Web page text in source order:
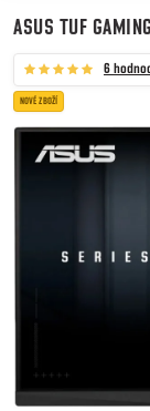
ASUS TUF
6
NOVÉ ZBOŽÍ